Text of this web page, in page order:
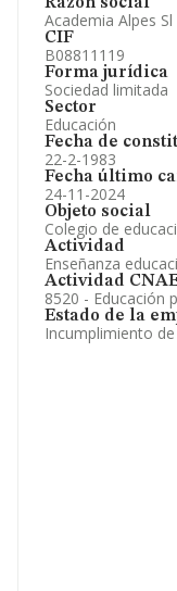
Academia Alpes Sl
CIF
B08811119
Forma jurídica
Sociedad limitada
Sector
Educación
Fecha de
22-2-1983
Fecha último
24-11-2024
Objeto social
Colegio de
Actividad
Enseñanza
Actividad
8520 - Educación
Estado de la
Incumplimiento